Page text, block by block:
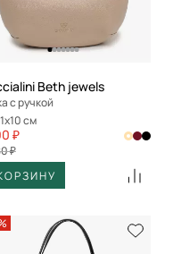
Beth jewels
с ручкой
см
₽
₽